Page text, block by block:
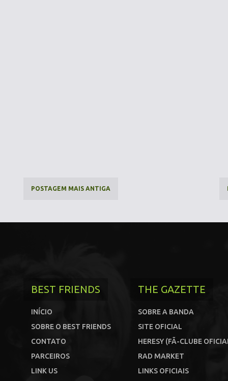
POSTAGEM MAIS ANTIGA
BEST FRIENDS
INÍCIO
SOBRE O BEST FRIENDS
CONTATO
PARCEIROS
LINK US
THE GAZETTE
SOBRE A BANDA
SITE OFICIAL
HERESY (FÃ-CLUBE
RAD MARKET
LINKS OFICIAIS